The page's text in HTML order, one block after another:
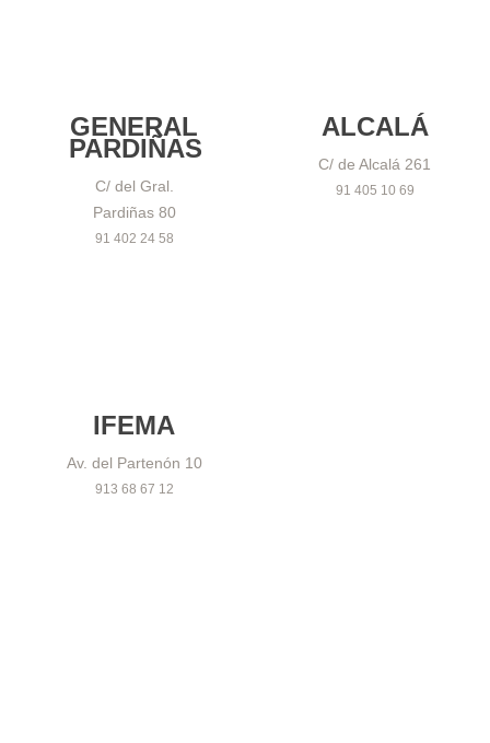
GENERAL
PARDIÑAS
C/ del Gral.
Pardiñas 80
91 402 24 58
ALCALÁ
C/ de Alcalá 261
91 405 10 69
IFEMA
Av. del Partenón 10
913 68 67 12